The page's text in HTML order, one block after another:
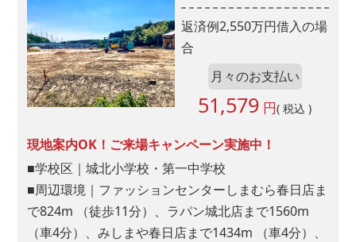
返済例2,550万円借入の場
合
月々のお支払い
51,579 円( 税込 )
現地案内OK！ご来場キャンペーン実施中！
■学校区｜城北小学校・第一中学校
■周辺環境｜ファッションセンターしまむら春日店ま
で824m （徒歩11分）、ラパン城北店まで1560m
（車4分）、みしまや春日店まで1434m （車4分）、